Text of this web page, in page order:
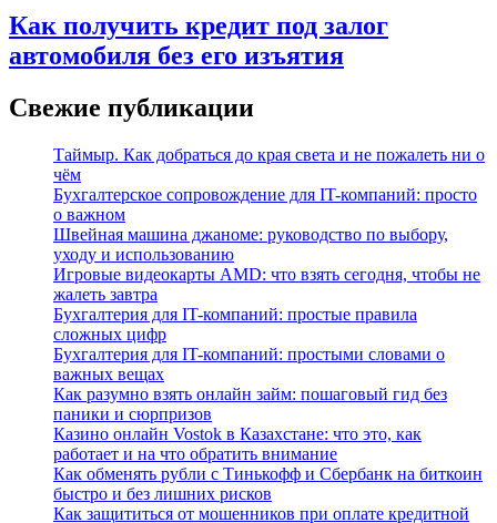
Как получить кредит под залог
автомобиля без его изъятия
Свежие публикации
Таймыр. Как добраться до края света и не пожалеть ни о
чём
Бухгалтерское сопровождение для IT-компаний: просто
о важном
Швейная машина джаноме: руководство по выбору,
уходу и использованию
Игровые видеокарты AMD: что взять сегодня, чтобы не
жалеть завтра
Бухгалтерия для IT-компаний: простые правила
сложных цифр
Бухгалтерия для IT-компаний: простыми словами о
важных вещах
Как разумно взять онлайн займ: пошаговый гид без
паники и сюрпризов
Казино онлайн Vostok в Казахстане: что это, как
работает и на что обратить внимание
Как обменять рубли с Тинькофф и Сбербанк на биткоин
быстро и без лишних рисков
Как защититься от мошенников при оплате кредитной